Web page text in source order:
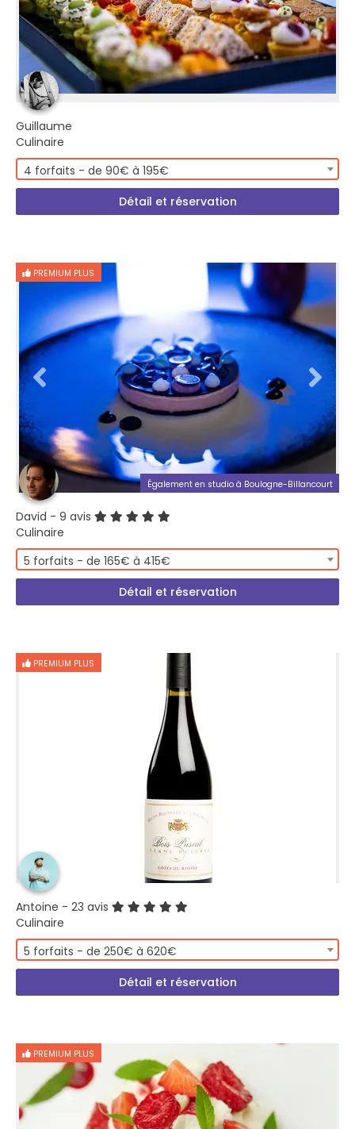
Guillaume
Culinaire
4 forfaits - de 90€ à 195€
Détail et réservation
PREMIUM PLUS
Également en studio à Boulogne-Billancourt
David - 9 avis
Culinaire
5 forfaits - de 165€ à 415€
Détail et réservation
PREMIUM PLUS
Antoine - 23 avis
Culinaire
5 forfaits - de 250€ à 620€
Détail et réservation
PREMIUM PLUS